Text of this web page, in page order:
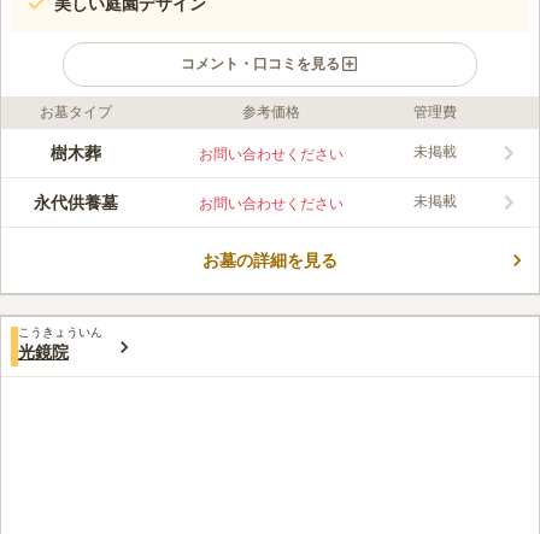
コメント・口コミを見る
口コミ評価
この霊園はまだ誰からも評価されていません。
お墓タイプ 参考価格 管理費
樹木葬 お問い合わせください 未掲載
永代供養墓 お問い合わせください 未掲載
お墓の詳細を見る
こうきょういん
光鏡院